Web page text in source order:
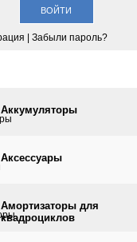
Забыли пароль?
Аккумуляторы
Аксессуары
Амортизаторы для
квадроциклов